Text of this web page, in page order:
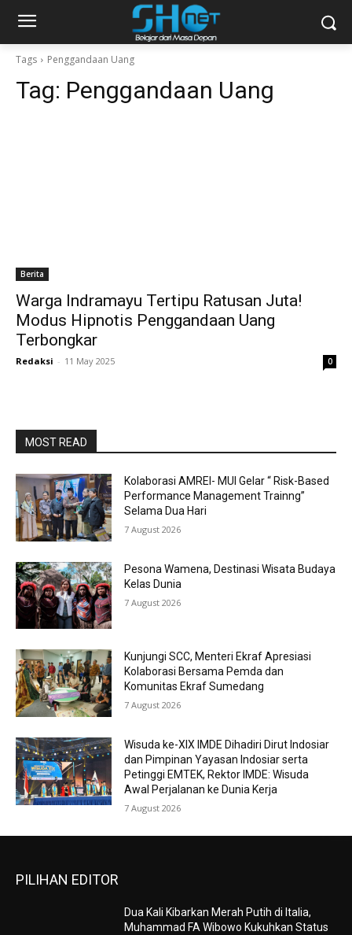
Tags Penggandaan Uang
Tag: Penggandaan Uang
Berita
Warga Indramayu Tertipu Ratusan Juta!
Modus Hipnotis Penggandaan Uang
Terbongkar
Redaksi - 11 May 2025 0
MOST READ
Kolaborasi AMREI- MUI Gelar “ Risk-Based
Performance Management Trainng”
Selama Dua Hari
7 August 2026
Pesona Wamena, Destinasi Wisata Budaya
Kelas Dunia
7 August 2026
Kunjungi SCC, Menteri Ekraf Apresiasi
Kolaborasi Bersama Pemda dan
Komunitas Ekraf Sumedang
7 August 2026
Wisuda ke-XIX IMDE Dihadiri Dirut Indosiar
dan Pimpinan Yayasan Indosiar serta
Petinggi EMTEK, Rektor IMDE: Wisuda
Awal Perjalanan ke Dunia Kerja
7 August 2026
PILIHAN EDITOR
Dua Kali Kibarkan Merah Putih di Italia,
Muhammad FA Wibowo Kukuhkan Status